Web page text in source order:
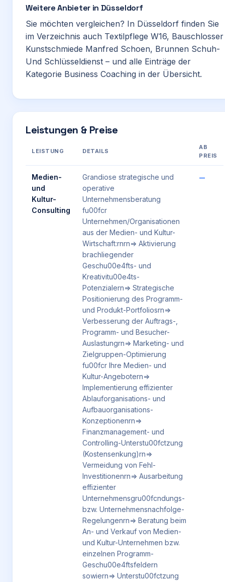
Weitere Anbieter in Düsseldorf
Sie möchten vergleichen? In Düsseldorf finden Sie
im Verzeichnis auch Textilpflege W16, Bauschlosser
Kunstschmiede Manfred Schoen, Brunnen Schuh-
Und Schlüsseldienst – und alle Einträge der
Kategorie Business Coaching in der Übersicht.
Leistungen & Preise
LEISTUNG DETAILS
AB
PREIS
Medien-
und
Kultur-
Consulting
Grandiose strategische und
operative
Unternehmensberatung
fu00fcr
Unternehmen/Organisationen
aus der Medien- und Kultur-
Wirtschaft:rnrn=> Aktivierung
brachliegender
Geschu00e4fts- und
Kreativitu00e4ts-
Potenzialern=> Strategische
Positionierung des Programm-
und Produkt-Portfoliosrn=>
Verbesserung der Auftrags-,
Programm- und Besucher-
Auslastungrn=> Marketing- und
Zielgruppen-Optimierung
fu00fcr Ihre Medien- und
Kultur-Angebotern=>
Implementierung effizienter
Ablauforganisations- und
Aufbauorganisations-
Konzeptionenrn=>
Finanzmanagement- und
Controlling-Unterstu00fctzung
(Kostensenkung)rn=>
Vermeidung von Fehl-
Investitionenrn=> Ausarbeitung
effizienter
Unternehmensgru00fcndungs-
bzw. Unternehmensnachfolge-
Regelungenrn=> Beratung beim
An- und Verkauf von Medien-
und Kultur-Unternehmen bzw.
einzelnen Programm-
Geschu00e4ftsfeldern
sowiern=> Unterstu00fctzung
—